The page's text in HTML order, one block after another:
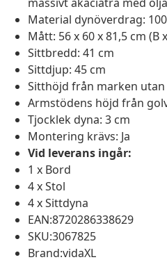
Material dynöverdrag:
Mått: 56 x 60 x 81,5 cm (B
Sittbredd: 41 cm
Sittdjup: 45 cm
Sitthöjd från marken utan
Armstödens höjd från
Tjocklek dyna: 3 cm
Montering krävs: Ja
Vid leverans ingår:
1 x Bord
4 x Stol
4 x Sittdyna
EAN:8720286338629
SKU:3067825
Brand:vidaXL